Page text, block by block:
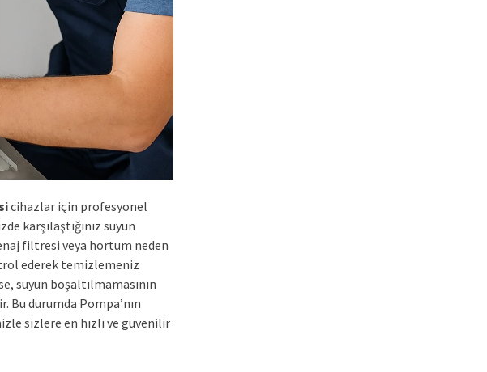
cihazlar için profesyonel
karşılaştığınız suyun
filtresi veya hortum neden
ederek temizlemeniz
suyun boşaltılmamasının
Bu durumda Pompa’nın
sizlere en hızlı ve güvenilir